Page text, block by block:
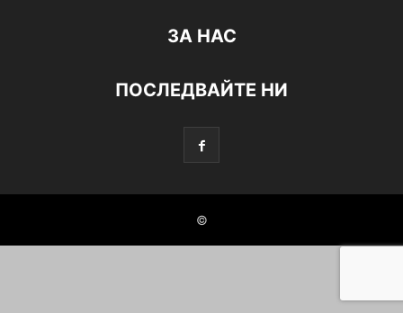
ЗА НАС
ПОСЛЕДВАЙТЕ НИ
©